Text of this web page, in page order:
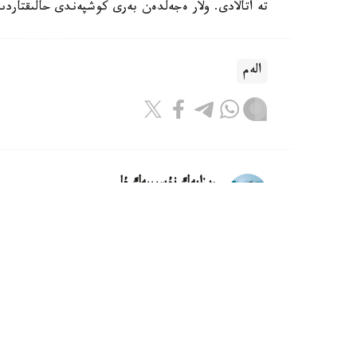
تە اتالادى. ولار ەجەلدەن بەرى كوشپەندى
الەم
ريزابەك نۇسىپبەك ۇلى